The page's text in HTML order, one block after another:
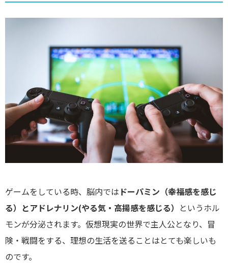
ゲームをしている時、脳内では ドーパミン（幸福感を感じ
る）とアドレナリン(やる気・高揚感を感じる） というホル
モンが分泌されます。仮想現実の世界で主人公となり、冒
険・戦闘をする、理想の生活を送ることはとても楽しいも
のです。